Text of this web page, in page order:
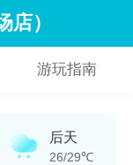
店）
游玩指南
后天
26/29℃